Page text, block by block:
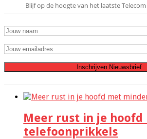
Blijf op de hoogte van het laatste
Meer rust in je
telefoonprikkels